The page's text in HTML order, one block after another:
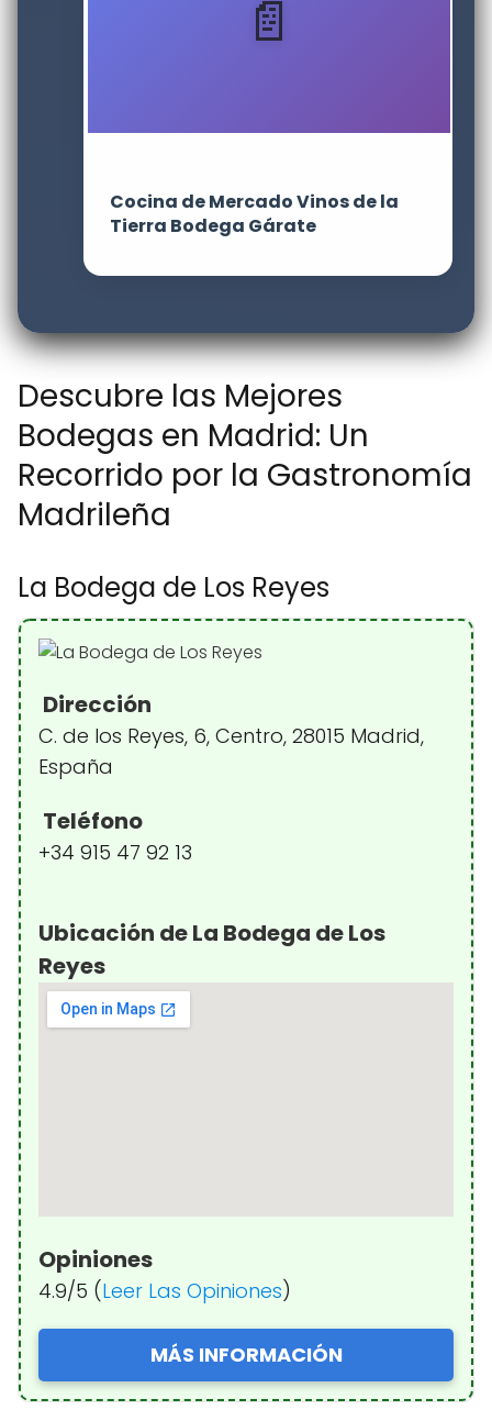
Cocina de Mercado Vinos de la
Tierra Bodega Gárate
Descubre las Mejores
Bodegas en Madrid: Un
Recorrido por la Gastronomía
Madrileña
La Bodega de Los Reyes
Dirección
C. de los Reyes, 6, Centro, 28015 Madrid,
España
Teléfono
+34 915 47 92 13
Ubicación de La Bodega de Los
Reyes
Opiniones
4.9/5 (Leer Las Opiniones)
MÁS INFORMACIÓN